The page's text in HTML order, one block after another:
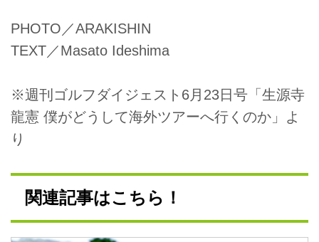
PHOTO／ARAKISHIN
TEXT／Masato Ideshima
※週刊ゴルフダイジェスト6月23日号「生源寺
龍憲 僕がどうして海外ツアーへ行くのか」よ
り
関連記事はこちら！